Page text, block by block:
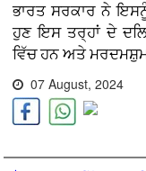
ਭਾਰਤ ਸਰਕਾਰ ਨੇ
ਹੁਣ ਇਸ ਤਰ੍ਹਾਂ ਦੇ
ਵਿੱਚ ਹਨ ਅਤੇ
07 August, 2024